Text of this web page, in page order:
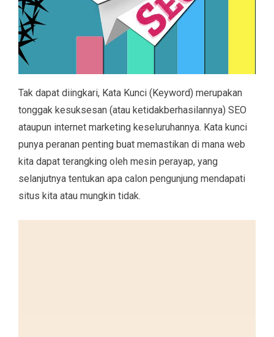
Tak dapat diingkari, Kata Kunci (Keyword) merupakan
tonggak kesuksesan (atau ketidakberhasilannya) SEO
ataupun internet marketing keseluruhannya. Kata kunci
punya peranan penting buat memastikan di mana web
kita dapat terangking oleh mesin perayap, yang
selanjutnya tentukan apa calon pengunjung mendapati
situs kita atau mungkin tidak.